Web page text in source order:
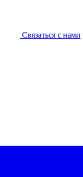
Связаться с нами